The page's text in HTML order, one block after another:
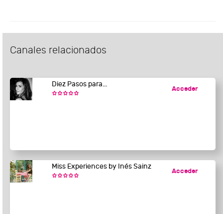
Canales relacionados
Diez Pasos para...
Acceder
Miss Experiences by Inés Sainz
Acceder